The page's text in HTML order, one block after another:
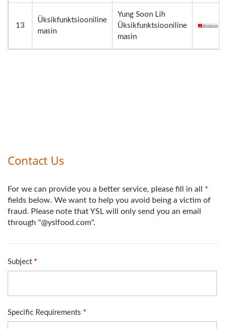
13
Üksikfunktsiooniline
masin
Yung Soon Lih
Üksikfunktsiooniline
masin